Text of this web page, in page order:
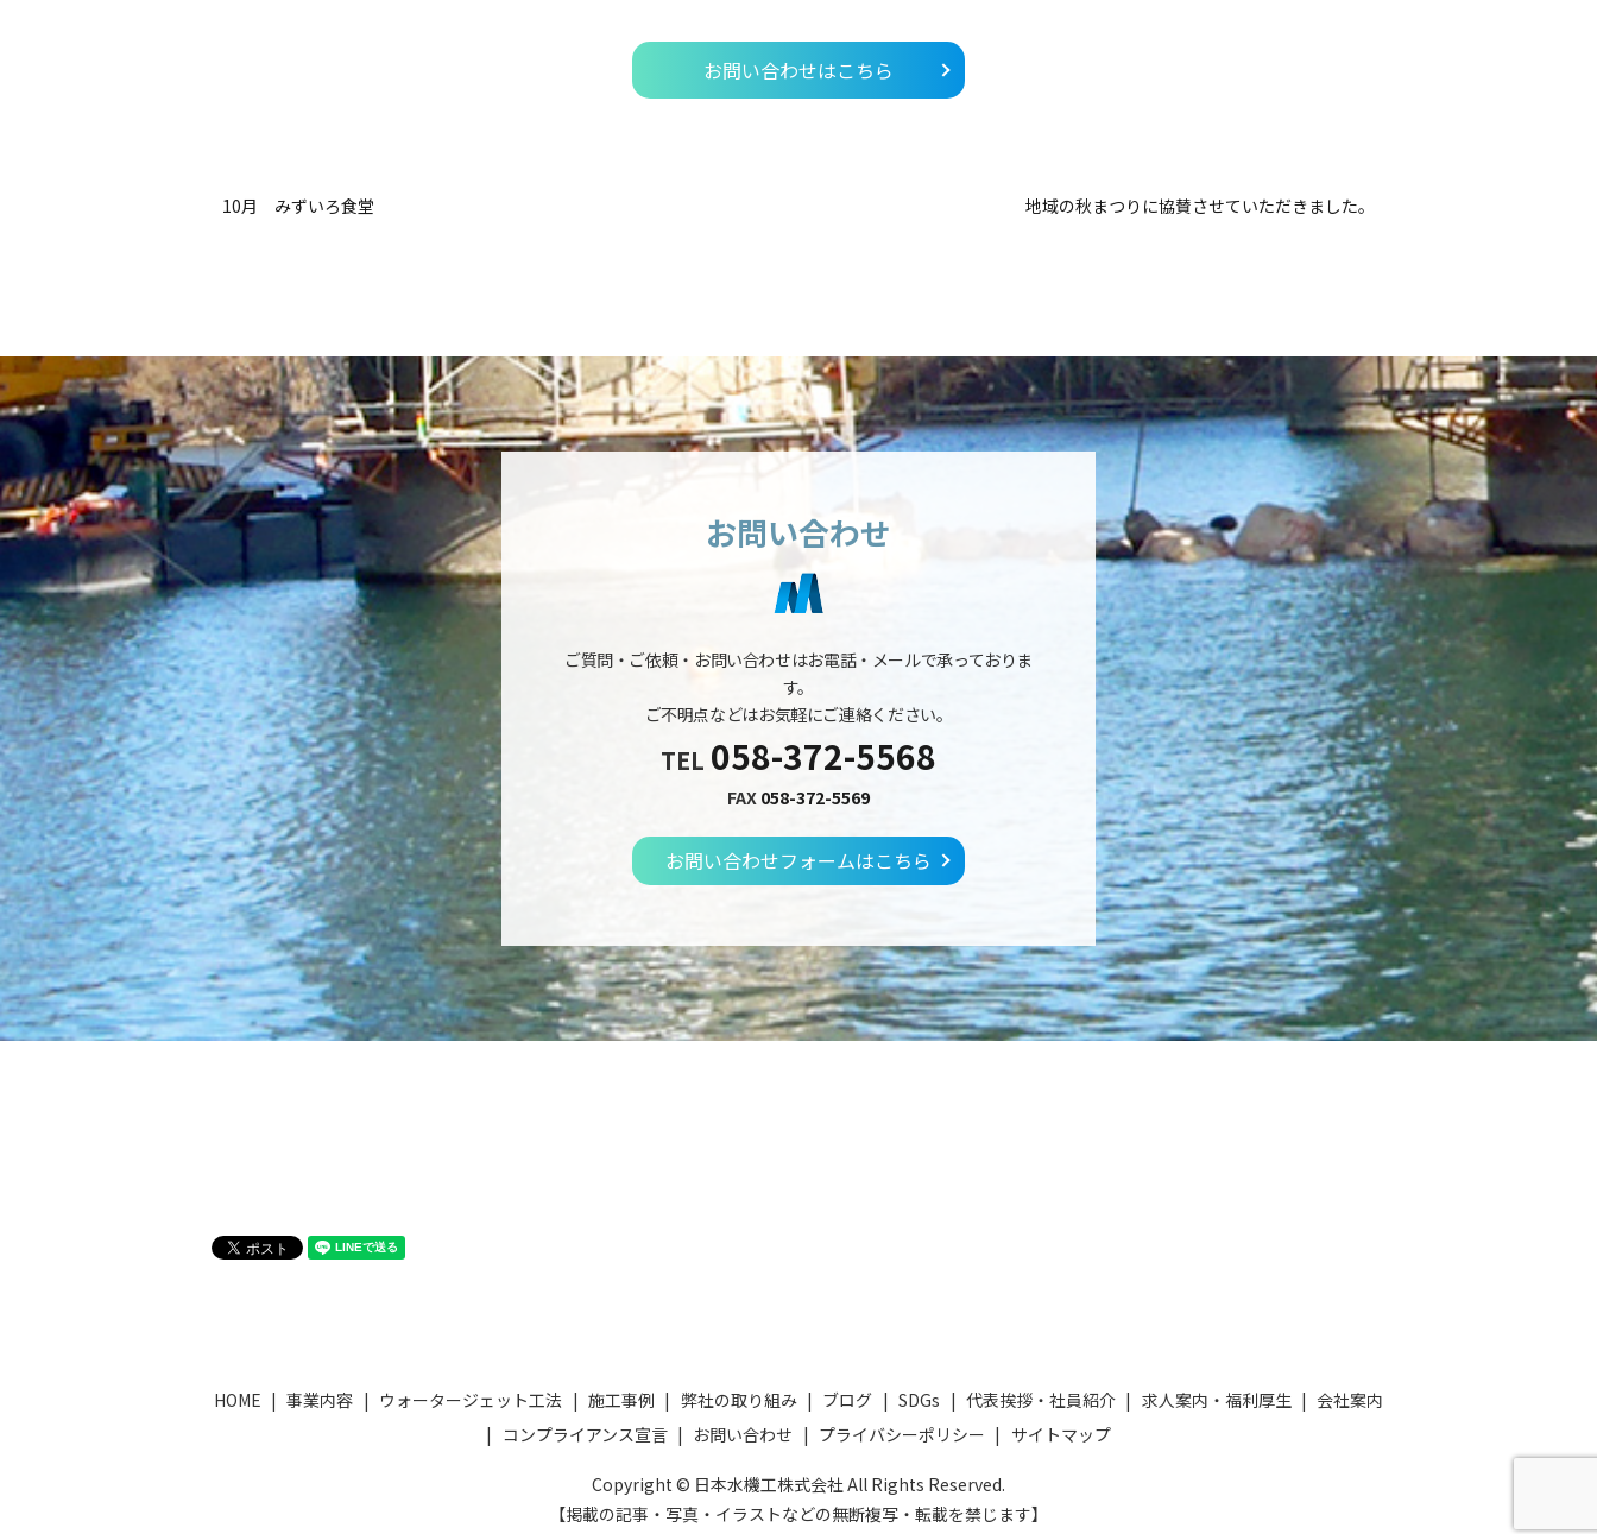
お問い合わせはこちら
10月 みずいろ食堂 地域の秋まつりに協賛させていただきました。
お問い合わせ
ご質問・ご依頼・お問い合わせはお電話・メールで承っておりま
す。
ご不明点などはお気軽にご連絡ください。
TEL 058-372-5568
FAX 058-372-5569
お問い合わせフォームはこちら
HOME 事業内容 ウォータージェット工法 施工事例 弊社の取り組み ブログ SDGs 代表挨拶・社員紹介 求人案内・福利厚生
会社案内
コンプライアンス宣言
お問い合わせ プライバシーポリシー サイトマップ
Copyright © 日本水機工株式会社 All Rights Reserved.
【掲載の記事・写真・イラストなどの無断複写・転載を禁じます】